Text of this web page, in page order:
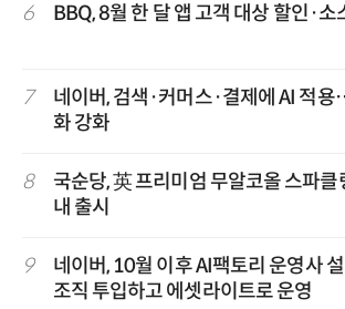
6 BBQ, 8월 한 달 앱 고객 대상 할인·소
7
네이버, 검색·커머스·결제에 AI 적
화 강화
8
국순당, 英 프리미엄 무알코올 스파
내 출시
9
네이버, 10월 이후 AI팩토리 운영사
조직 투입하고 에셋라이트로 운영